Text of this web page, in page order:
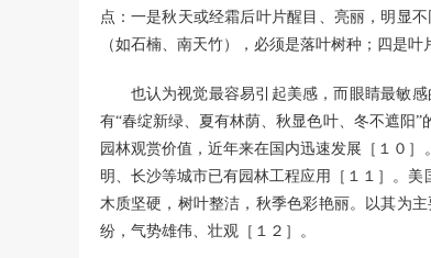
点：一是秋天或经霜后叶片醒目、亮丽，明显
（如石楠、南天竹），必须是落叶树种；四是
也认为视觉最容易引起美感，而眼睛最敏
有“春绽新绿、夏有林荫、秋显色叶、冬不遮阳
园林观赏价值，近年来在国内迅速发展［１０］
明、长沙等城市已有园林工程应用［１１］。美
木质坚硬，树叶整洁，秋季色彩艳丽。以其为
纷，气势雄伟、壮观［１２］。